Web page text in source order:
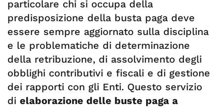
particolare chi si occupa della
predisposizione della busta paga deve
essere sempre aggiornato sulla disciplina
e le problematiche di determinazione
della retribuzione, di assolvimento degli
obblighi contributivi e fiscali e di gestione
dei rapporti con gli Enti. Questo servizio
di elaborazione delle buste paga a